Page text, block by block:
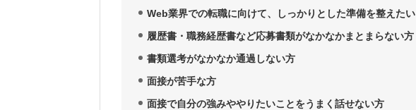
Web業界での転職に向けて、しっかりとした準備を整えたい
履歴書・職務経歴書など応募書類がなかなかまとまらない方
書類選考がなかなか通過しない方
面接が苦手な方
面接で自分の強みややりたいことをうまく話せない方